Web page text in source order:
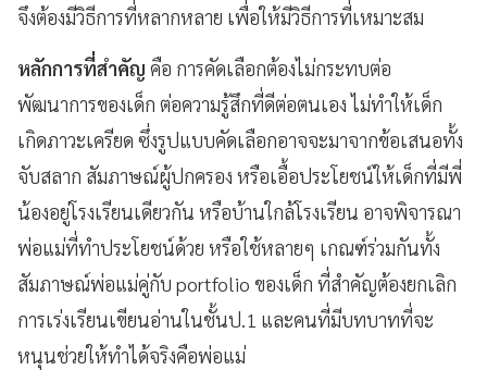
จึงต้องมีวิธีการที่หลากหลาย เพื่อให้มีวิธีการที่เหมาะสม
หลักการที่สำคัญ คือ การคัดเลือกต้องไม่กระทบต่อ
พัฒนาการของเด็ก ต่อความรู้สึกที่ดีต่อตนเอง ไม่ทำให้เด็ก
เกิดภาวะเครียด ซึ่งรูปแบบคัดเลือกอาจจะมาจากข้อเสนอทั้ง
จับสลาก สัมภาษณ์ผู้ปกครอง หรือเอื้อประโยชน์ให้เด็กที่มีพี่
น้องอยู่โรงเรียนเดียวกัน หรือบ้านใกล้โรงเรียน อาจพิจารณา
พ่อแม่ที่ทำประโยชน์ด้วย หรือใช้หลายๆ เกณฑ์ร่วมกันทั้ง
สัมภาษณ์พ่อแม่คู่กับ portfolio ของเด็ก ที่สำคัญต้องยกเลิก
การเร่งเรียนเขียนอ่านในชั้นป.1 และคนที่มีบทบาทที่จะ
หนุนช่วยให้ทำได้จริงคือพ่อแม่